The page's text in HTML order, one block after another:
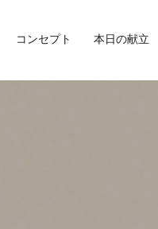
コンセプト 本日の献立